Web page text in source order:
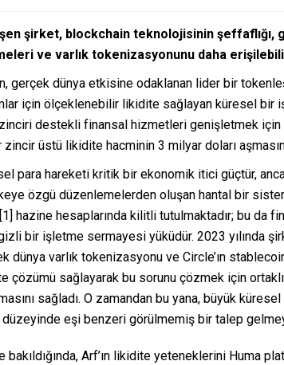
şirket, blockchain teknolojisinin şeffaflığı,
ve varlık tokenizasyonunu daha
gerçek dünya etkisine odaklanan lider bir
için ölçeklenebilir likidite sağlayan küresel
destekli finansal hizmetleri genişletmek için
zincir üstü likidite hacminin 3 milyar doları
para hareketi kritik bir ekonomik itici güçtür,
özgü düzenlemelerden oluşan hantal bir
hazine hesaplarında kilitli tutulmaktadır; bu da
bir işletme sermayesi yüküdür. 2023 yılında
dünya varlık tokenizasyonu ve Circle’ın
çözümü sağlayarak bu sorunu çözmek için
sağladı. O zamandan bu yana, büyük
eşi benzeri görülmemiş bir talep
bakıldığında, Arf’ın likidite yeteneklerini Huma